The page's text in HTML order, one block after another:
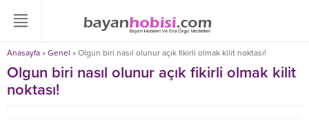
Anasayfa » Genel » Olgun biri nasıl olunur açık fikirli olmak kilit noktası!
Olgun biri nasıl olunur açık fikirli olmak kilit
noktası!